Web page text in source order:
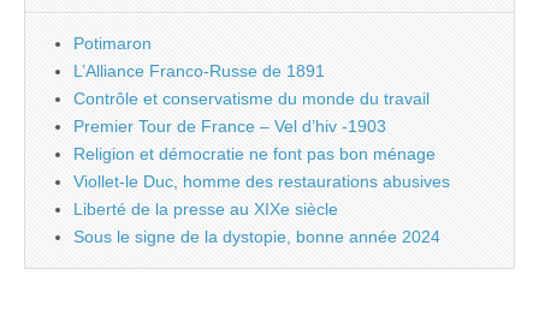
Potimaron
L’Alliance Franco-Russe de 1891
Contrôle et conservatisme du monde du travail
Premier Tour de France – Vel d’hiv -1903
Religion et démocratie ne font pas bon ménage
Viollet-le Duc, homme des restaurations abusives
Liberté de la presse au XIXe siècle
Sous le signe de la dystopie, bonne année 2024